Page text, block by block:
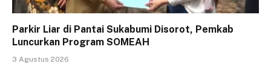
Parkir Liar di Pantai Sukabumi Disorot, Pemkab
Luncurkan Program SOMEAH
3 Agustus 2026